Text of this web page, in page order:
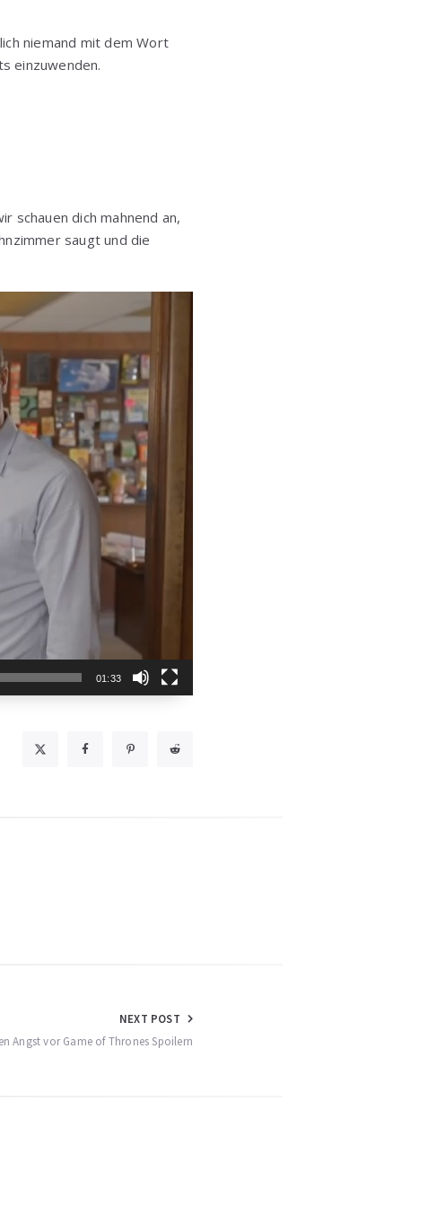
niemand mit dem Wort
einzuwenden.
schauen dich mahnend an,
saugt und die
01:33
NEXT POST
Angst vor Game of Thrones Spoilern